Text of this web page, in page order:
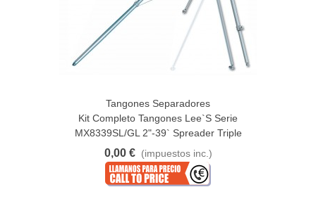
Tangones Separadores
Kit Completo Tangones Lee`s Serie
MX8339SL/GL 2"-39` Spreader Triple
0,00 € (impuestos inc.)